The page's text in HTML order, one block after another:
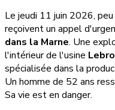
Le jeudi 11 juin 2026,
reçoivent un appel
dans la Marne. Une
l'intérieur de l'usine
spécialisée dans la
Un homme de 52 ans
Sa vie est en danger.